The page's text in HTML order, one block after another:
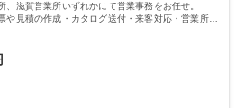
、滋賀営業所いずれかにて営業事務をお任せ。
や見積の作成・カタログ送付・来客対応・営業所内
せ。